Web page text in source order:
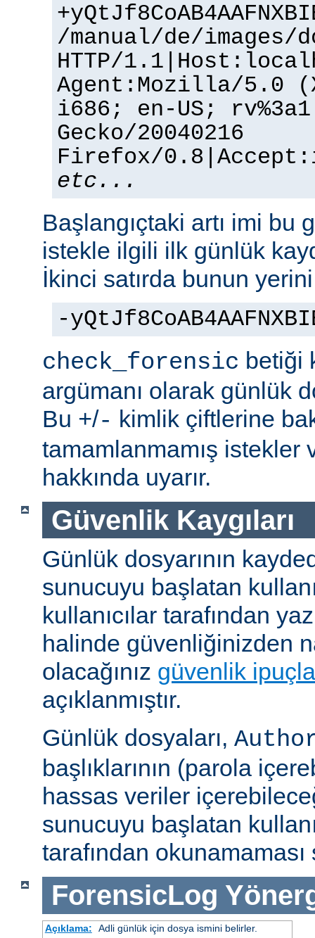
/manual/de/images/
HTTP/
Agent:Mozilla/5.0
i686; en-US;
Gecko/20040216
Firefox/
etc...
Başlangıçtaki artı imi bu
istekle ilgili ilk günlük
İkinci satırda bunun
-
check_forensic betiği
argümanı olarak günlük
Bu +/- kimlik çiftlerine
tamamlanmamış istekler
hakkında uyarır.
Güvenlik Kaygıları
Günlük dosyarının
sunucuyu başlatan
kullanıcılar tarafından
halinde güvenliğinizden
olacağınız güvenlik
açıklanmıştır.
Günlük dosyaları,
başlıklarının (parola
hassas veriler
sunucuyu başlatan
tarafından okunamaması
ForensicLog
Açıklama:
Adli günlük için dosya ismini belirler.